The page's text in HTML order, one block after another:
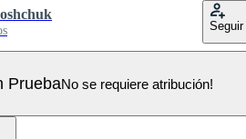
Seguir
PruebaNo se requiere atribución!